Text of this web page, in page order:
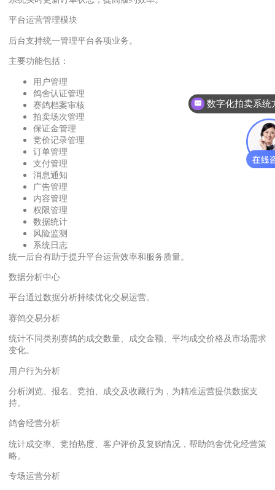
平台运营管理模块
后台支持统一管理平台各项业务。
主要功能包括：
用户管理
鸽舍认证管理
赛鸽档案审核
拍卖场次管理
保证金管理
竞价记录管理
订单管理
支付管理
消息通知
广告管理
内容管理
权限管理
数据统计
风险监测
系统日志
统一后台有助于提升平台运营效率和服务质量。
数据分析中心
平台通过数据分析持续优化交易运营。
赛鸽交易分析
统计不同类别赛鸽的成交数量、成交金额、平均成交价格及市场需求
变化。
用户行为分析
分析浏览、报名、竞拍、成交及收藏行为，为精准运营提供数据支
持。
鸽舍经营分析
统计成交率、竞拍热度、客户评价及复购情况，帮助鸽舍优化经营策
略。
专场运营分析
数字化拍卖系统